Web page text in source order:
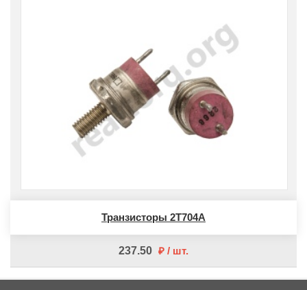
Транзисторы 2Т704А
237.50 шт